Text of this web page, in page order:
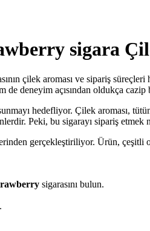
sigara
çilek aroması ve sipariş
de deneyim açısından oldukça
hedefliyor. Çilek aroması,
Peki, bu sigarayı sipariş
gerçekleştiriliyor. Ürün,
sigarasını bulun.